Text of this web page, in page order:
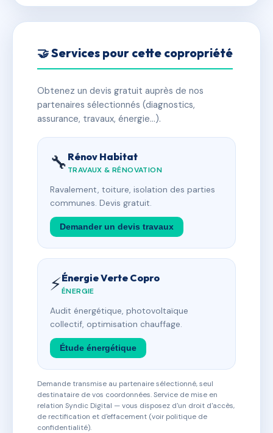
🤝 Services pour cette copropriété
Obtenez un devis gratuit auprès de nos
partenaires sélectionnés (diagnostics,
assurance, travaux, énergie…).
🔧 Rénov Habitat
TRAVAUX & RÉNOVATION
Ravalement, toiture, isolation des parties
communes. Devis gratuit.
Demander un devis travaux
⚡Énergie Verte Copro
ÉNERGIE
Audit énergétique, photovoltaïque
collectif, optimisation chauffage.
Étude énergétique
Demande transmise au partenaire sélectionné, seul
destinataire de vos coordonnées. Service de mise en
relation Syndic Digital — vous disposez d'un droit d'accès,
de rectification et d'effacement (voir politique de
confidentialité).